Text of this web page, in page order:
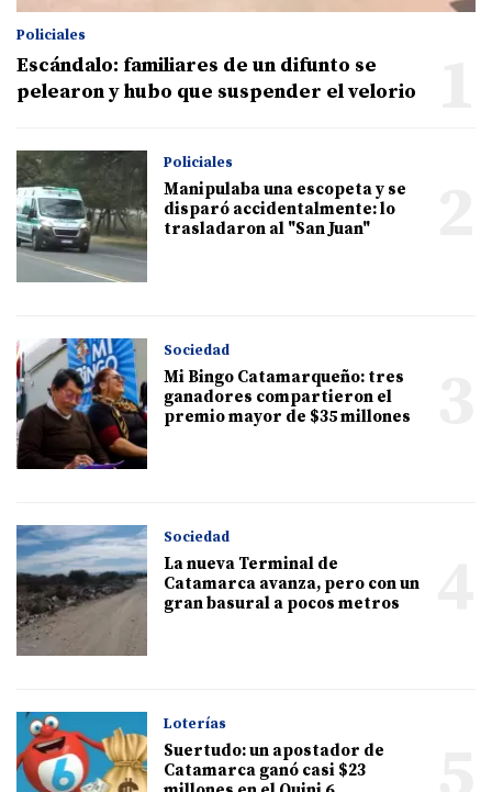
Policiales
Escándalo: familiares de un difunto se
pelearon y hubo que suspender el velorio
Policiales
Manipulaba una escopeta y se
disparó accidentalmente: lo
trasladaron al "San Juan"
Sociedad
Mi Bingo Catamarqueño: tres
ganadores compartieron el
premio mayor de $35 millones
Sociedad
La nueva Terminal de
Catamarca avanza, pero con un
gran basural a pocos metros
Loterías
Suertudo: un apostador de
Catamarca ganó casi $23